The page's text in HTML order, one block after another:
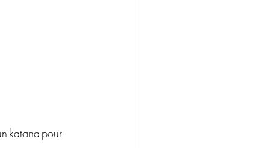
katana-pour-